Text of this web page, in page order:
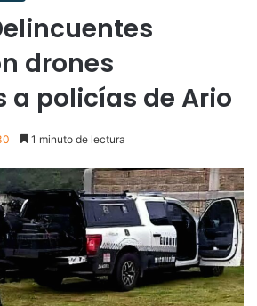
drones
a policías de Ario
1 minuto de lectura